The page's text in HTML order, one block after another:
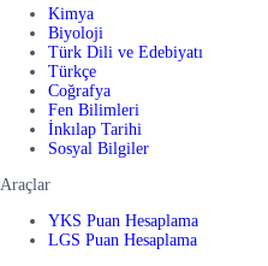
Kimya
Biyoloji
Türk Dili ve Edebiyatı
Türkçe
Coğrafya
Fen Bilimleri
İnkılap Tarihi
Sosyal Bilgiler
Araçlar
YKS Puan Hesaplama
LGS Puan Hesaplama